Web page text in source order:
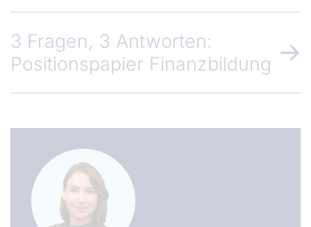
3 Fragen, 3 Antworten:
Positionspapier Finanzbildung